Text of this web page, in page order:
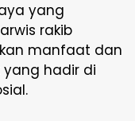
yang
rakib
manfaat dan
hadir di